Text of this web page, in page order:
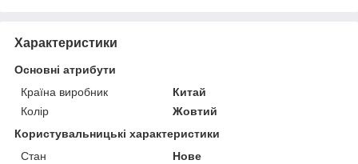
Характеристики
Основні атрибути
Країна виробник
Китай
Колір
Жовтий
Користувальницькі характеристики
Стан
Нове